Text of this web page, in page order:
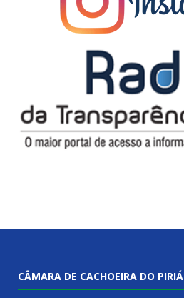
CÂMARA DE CACHOEIRA DO PIRIÁ